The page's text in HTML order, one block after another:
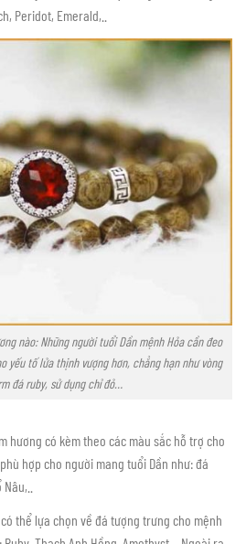
Peridot, Emerald,..
nào: Những người tuổi Dần mệnh Hỏa cần đeo
yếu tố lửa thịnh vượng hơn, chẳng hạn như vòng
đá ruby, sử dụng chỉ đỏ…
hương có kèm theo các màu sắc hỗ trợ cho
hợp cho người mang tuổi Dần như: đá
thể lựa chọn về đá tượng trưng cho mệnh